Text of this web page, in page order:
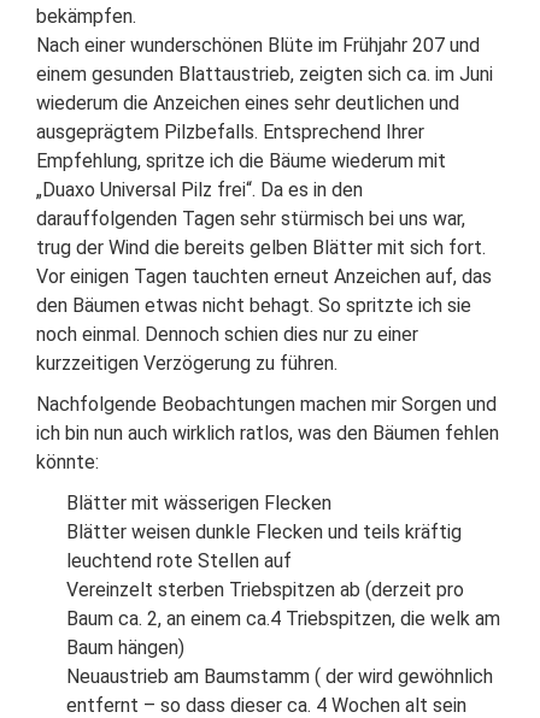
bekämpfen.
Nach einer wunderschönen Blüte im Frühjahr 207 und
einem gesunden Blattaustrieb, zeigten sich ca. im Juni
wiederum die Anzeichen eines sehr deutlichen und
ausgeprägtem Pilzbefalls. Entsprechend Ihrer
Empfehlung, spritze ich die Bäume wiederum mit
„Duaxo Universal Pilz frei“. Da es in den
darauffolgenden Tagen sehr stürmisch bei uns war,
trug der Wind die bereits gelben Blätter mit sich fort.
Vor einigen Tagen tauchten erneut Anzeichen auf, das
den Bäumen etwas nicht behagt. So spritzte ich sie
noch einmal. Dennoch schien dies nur zu einer
kurzzeitigen Verzögerung zu führen.
Nachfolgende Beobachtungen machen mir Sorgen und
ich bin nun auch wirklich ratlos, was den Bäumen fehlen
könnte:
Blätter mit wässerigen Flecken
Blätter weisen dunkle Flecken und teils kräftig
leuchtend rote Stellen auf
Vereinzelt sterben Triebspitzen ab (derzeit pro
Baum ca. 2, an einem ca.4 Triebspitzen, die welk am
Baum hängen)
Neuaustrieb am Baumstamm ( der wird gewöhnlich
entfernt – so dass dieser ca. 4 Wochen alt sein